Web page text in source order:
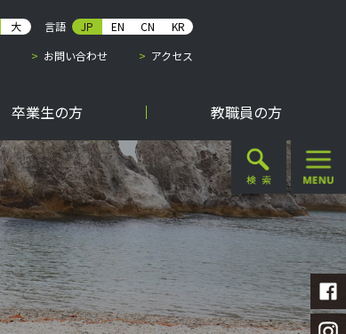
大 言語 JP EN CN
KR
お問い合わせ アクセス
卒業生の方 教職員の方